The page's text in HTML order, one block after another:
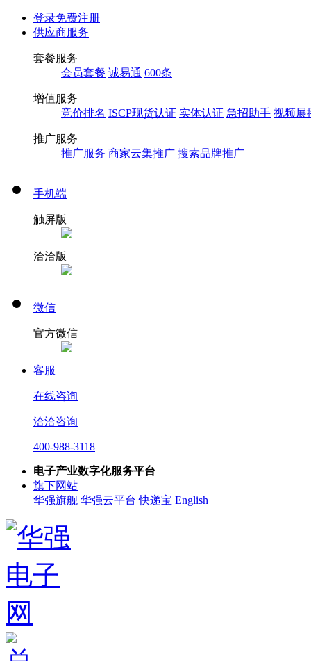
登录免费注册
供应商服务
套餐服务
会员套餐 诚易通 600条
增值服务
竞价排名 ISCP现货认证 实体认证 急招助手 视频展
推广服务
推广服务 商家云集推广 搜索品牌推广
手机端
触屏版
洽洽版
微信
官方微信
客服
在线咨询
洽洽咨询
400-988-3118
电子产业数字化服务平台
旗下网站
华强旗舰 华强云平台 快递宝 English